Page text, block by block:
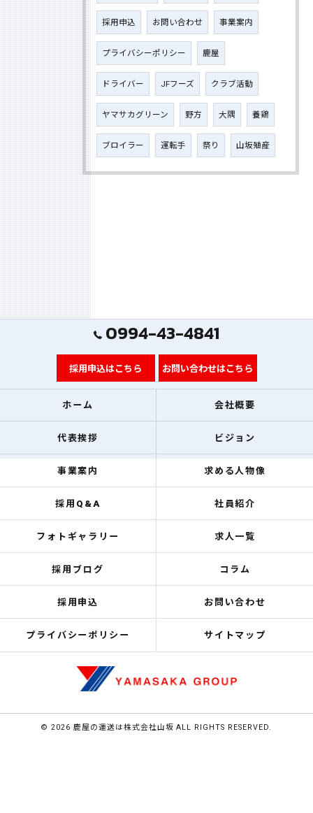
採用申込 お問い合わせ 事業案内
プライバシーポリシー 鹿屋
ドライバー JFフーズ クラブ活動
ヤマサカグリーン 野方 大隅 養鶏
ブロイラー 運転手 祭り 山坂殖産
0994-43-4841
採用申込はこちら お問い合わせはこちら
ホーム 会社概要
代表挨拶 ビジョン
事業案内 求める人物像
採用Q&A 社員紹介
フォトギャラリー 求人一覧
採用ブログ コラム
採用申込 お問い合わせ
プライバシーポリシー サイトマップ
© 2026 鹿屋の運送は株式会社山坂 ALL RIGHTS RESERVED.